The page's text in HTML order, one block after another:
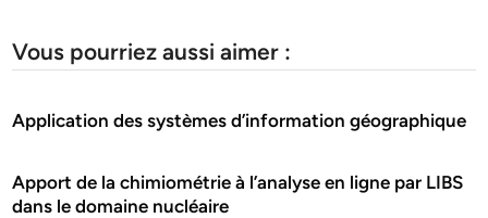
Vous pourriez aussi aimer :
Application des systèmes d’information géographique
Apport de la chimiométrie à l’analyse en ligne par LIBS
dans le domaine nucléaire